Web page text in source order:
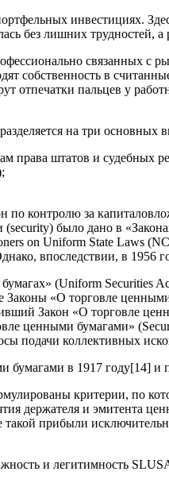
инвестициях.
без лишних трудностей,
связанных с
собственность в
отпечатки пальцев у
на три основных
права штатов и судебных
контролю за
(security) было дано в
on Uniform State Laws
впоследствии, в
(Uniform Securities
Законы «О торговле
Закон «О торговле
ценными бумагами»
подачи коллективных
бумагами в 1917 году[14] и
критерии, по
держателя и эмитента
прибыли
и легитимность